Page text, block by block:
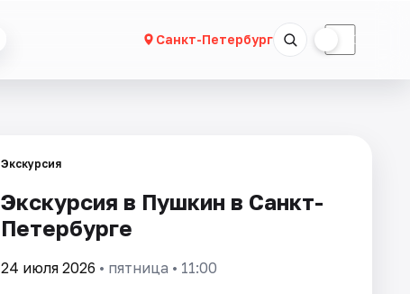
Санкт-Петербург ☾
Экскурсия
Экскурсия в Пушкин в Санкт-
Петербурге
24 июля 2026 • пятница • 11:00